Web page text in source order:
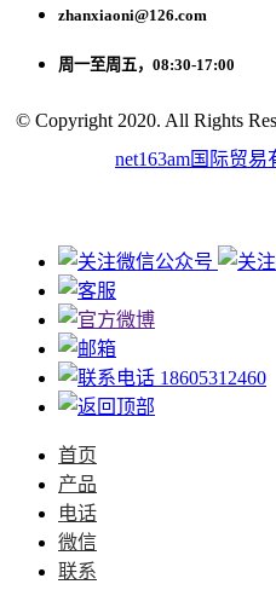
zhanxiaoni@126.com
周一至周五，08:30-17:00
© Copyright 2020. All Rights
net163am国际贸易
18605312460
首页
产品
电话
微信
联系